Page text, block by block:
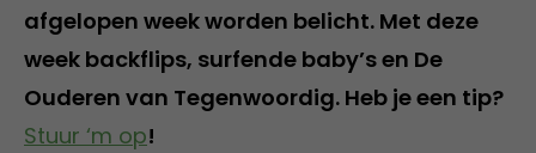
afgelopen week worden belicht. Met deze
week backflips, surfende baby’s en De
Ouderen van Tegenwoordig. Heb je een tip?
Stuur ‘m op!